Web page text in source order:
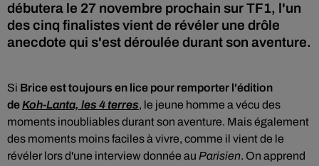
débutera le 27 novembre prochain sur TF1, l'un
des cinq finalistes vient de révéler une drôle
anecdote qui s'est déroulée durant son aventure.
Si Brice est toujours en lice pour remporter l'édition
deKoh-Lanta, les 4 terres, le jeune homme a vécu des
moments inoubliables durant son aventure. Mais également
des moments moins faciles à vivre, comme il vient de le
révéler lors d'une interview donnée au Parisien. On apprend